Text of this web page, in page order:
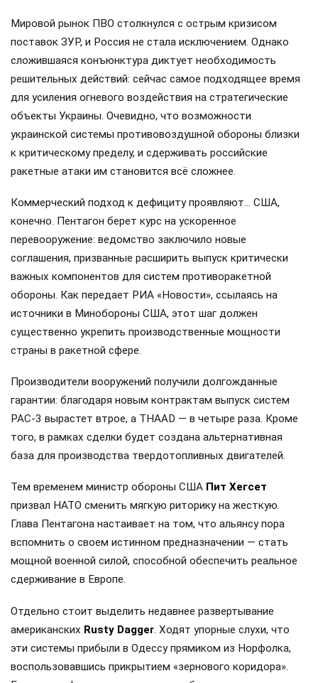
Мировой рынок ПВО столкнулся с острым кризисом
поставок ЗУР, и Россия не стала исключением. Однако
сложившаяся конъюнктура диктует необходимость
решительных действий: сейчас самое подходящее время
для усиления огневого воздействия на стратегические
объекты Украины. Очевидно, что возможности
украинской системы противовоздушной обороны близки
к критическому пределу, и сдерживать российские
ракетные атаки им становится всё сложнее.
Коммерческий подход к дефициту проявляют… США,
конечно. Пентагон берет курс на ускоренное
перевооружение: ведомство заключило новые
соглашения, призванные расширить выпуск критически
важных компонентов для систем противоракетной
обороны. Как передает РИА «Новости», ссылаясь на
источники в Минобороны США, этот шаг должен
существенно укрепить производственные мощности
страны в ракетной сфере.
Производители вооружений получили долгожданные
гарантии: благодаря новым контрактам выпуск систем
PAC-3 вырастет втрое, а THAAD — в четыре раза. Кроме
того, в рамках сделки будет создана альтернативная
база для производства твердотопливных двигателей.
Тем временем министр обороны США Пит Хегсет
призвал НАТО сменить мягкую риторику на жесткую.
Глава Пентагона настаивает на том, что альянсу пора
вспомнить о своем истинном предназначении — стать
мощной военной силой, способной обеспечить реальное
сдерживание в Европе.
Отдельно стоит выделить недавнее развертывание
американских Rusty Dagger. Ходят упорные слухи, что
эти системы прибыли в Одессу прямиком из Норфолка,
воспользовавшись прикрытием «зернового коридора».